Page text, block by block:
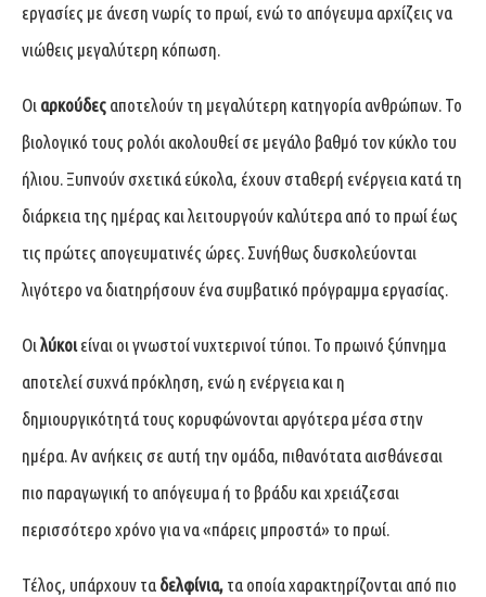
εργασίες με άνεση νωρίς το πρωί, ενώ το απόγευμα αρχίζεις να
νιώθεις μεγαλύτερη κόπωση.
Οι αρκούδες αποτελούν τη μεγαλύτερη κατηγορία ανθρώπων. Το
βιολογικό τους ρολόι ακολουθεί σε μεγάλο βαθμό τον κύκλο του
ήλιου. Ξυπνούν σχετικά εύκολα, έχουν σταθερή ενέργεια κατά τη
διάρκεια της ημέρας και λειτουργούν καλύτερα από το πρωί έως
τις πρώτες απογευματινές ώρες. Συνήθως δυσκολεύονται
λιγότερο να διατηρήσουν ένα συμβατικό πρόγραμμα εργασίας.
Οιλύκοιείναι οι γνωστοί νυχτερινοί τύποι. Το πρωινό ξύπνημα
αποτελεί συχνά πρόκληση, ενώ η ενέργεια και η
δημιουργικότητά τους κορυφώνονται αργότερα μέσα στην
ημέρα. Αν ανήκεις σε αυτή την ομάδα, πιθανότατα αισθάνεσαι
πιο παραγωγική το απόγευμα ή το βράδυ και χρειάζεσαι
περισσότερο χρόνο για να «πάρεις μπροστά» το πρωί.
Τέλος, υπάρχουν τα δελφίνια, τα οποία χαρακτηρίζονται από πιο